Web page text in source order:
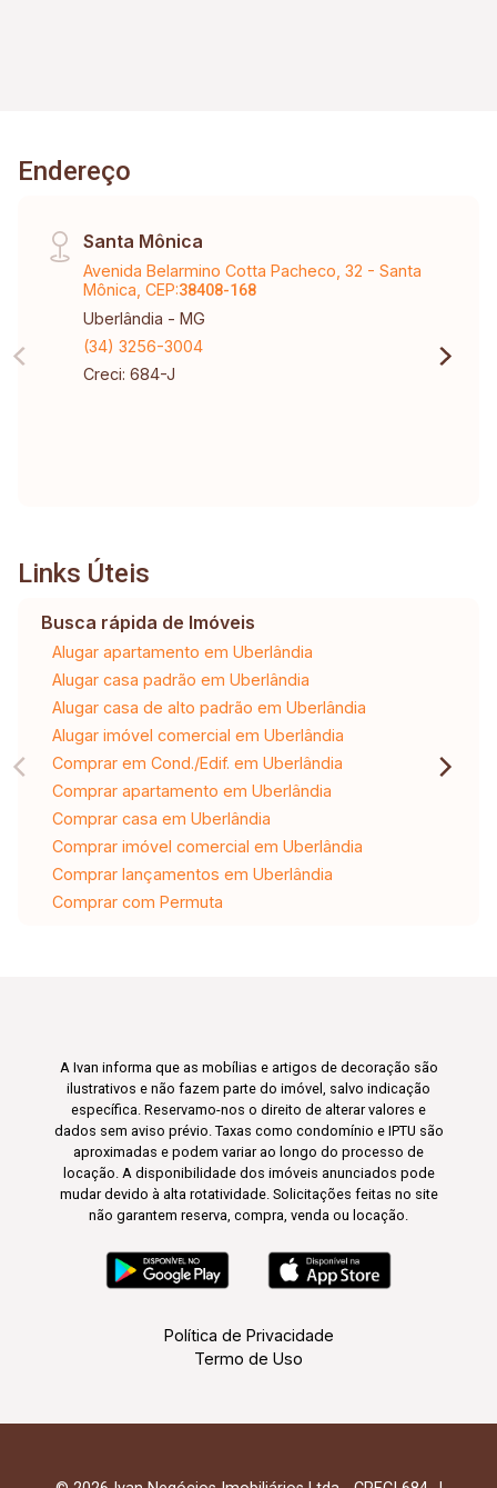
Endereço
Santa Mônica
Avenida Belarmino Cotta Pacheco, 32 - Santa
Mônica, CEP:38408-168
Uberlândia - MG
(34) 3256-3004
Creci: 684-J
Links Úteis
Busca rápida de Imóveis
Alugar apartamento em Uberlândia
Alugar casa padrão em Uberlândia
Alugar casa de alto padrão em Uberlândia
Alugar imóvel comercial em Uberlândia
Comprar em Cond./Edif. em Uberlândia
Comprar apartamento em Uberlândia
Comprar casa em Uberlândia
Comprar imóvel comercial em Uberlândia
Comprar lançamentos em Uberlândia
Comprar com Permuta
A Ivan informa que as mobílias e artigos de decoração são
ilustrativos e não fazem parte do imóvel, salvo indicação
específica. Reservamo-nos o direito de alterar valores e
dados sem aviso prévio. Taxas como condomínio e IPTU são
aproximadas e podem variar ao longo do processo de
locação. A disponibilidade dos imóveis anunciados pode
mudar devido à alta rotatividade. Solicitações feitas no site
não garantem reserva, compra, venda ou locação.
Política de Privacidade
Termo de Uso